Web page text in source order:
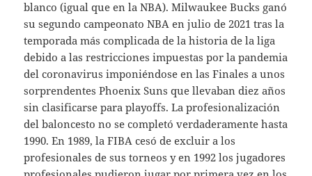
blanco (igual que en la NBA). Milwaukee Bucks ganó
su segundo campeonato NBA en julio de 2021 tras la
temporada más complicada de la historia de la liga
debido a las restricciones impuestas por la pandemia
del coronavirus imponiéndose en las Finales a unos
sorprendentes Phoenix Suns que llevaban diez años
sin clasificarse para playoffs. La profesionalización
del baloncesto no se completó verdaderamente hasta
1990. En 1989, la FIBA cesó de excluir a los
profesionales de sus torneos y en 1992 los jugadores